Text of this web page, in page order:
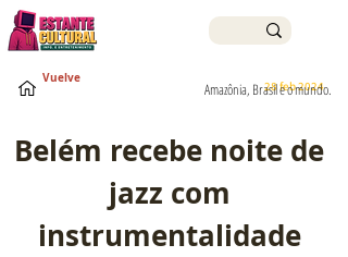
28 feb 2024
Amazônia, Brasil e o mundo.
Vuelve
Belém recebe noite de
jazz com
instrumentalidade